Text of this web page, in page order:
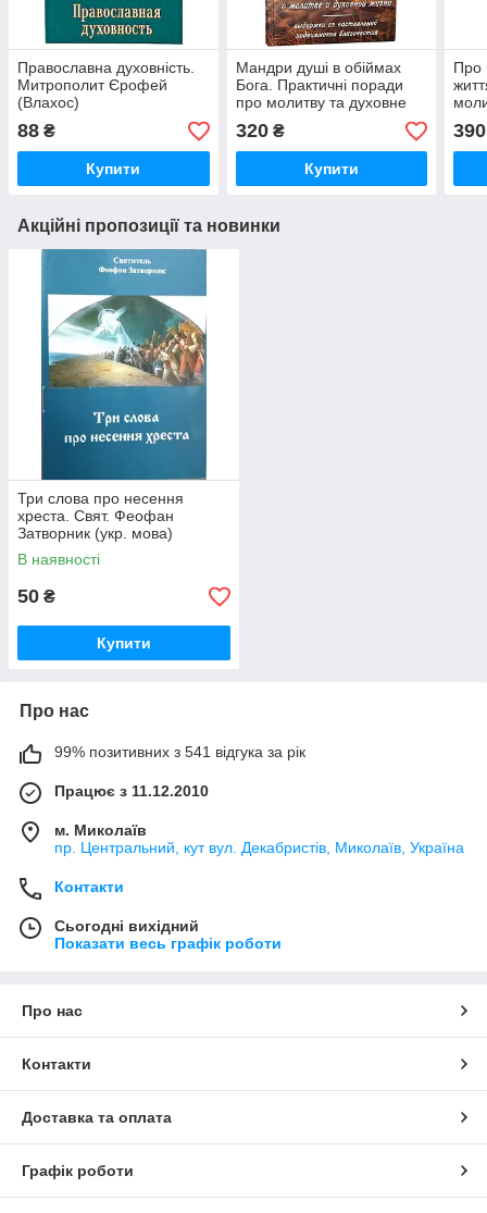
Православна духовність.
Митрополит Єрофей
(Влахос)
88 ₴
Купити
Мандри душі в обіймах
Бога. Практичні поради
про молитву та духовне
життя. Монах Симеон
Афонський
320₴
Купити
Про
390
Акційні пропозиції та новинки
Три слова про несення
хреста. Свят. Феофан
Затворник (укр. мова)
В наявності
50 ₴
Купити
Про нас
99% позитивних з 541 відгука за рік
Працює з 11.12.2010
м. Миколаїв
пр. Центральний, кут вул. Декабристів, Миколаїв, Україна
Контакти
Сьогодні вихідний
Показати весь графік роботи
Про нас
Контакти
Доставка та оплата
Графік роботи